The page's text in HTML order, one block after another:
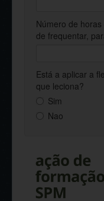
Número de
de frequentar,
Está a aplicar a
que leciona?
Sim
Nao